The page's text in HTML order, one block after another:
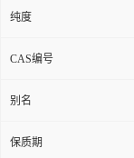
纯度
CAS编号
别名
保质期